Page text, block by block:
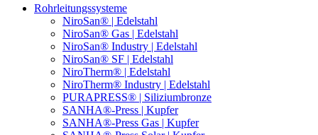
Rohrleitungssysteme
NiroSan® | Edelstahl
NiroSan® Gas | Edelstahl
NiroSan® Industry | Edelstahl
NiroSan® SF | Edelstahl
NiroTherm® | Edelstahl
NiroTherm® Industry | Edelstahl
PURAPRESS® | Siliziumbronze
SANHA®-Press | Kupfer
SANHA®-Press Gas | Kupfer